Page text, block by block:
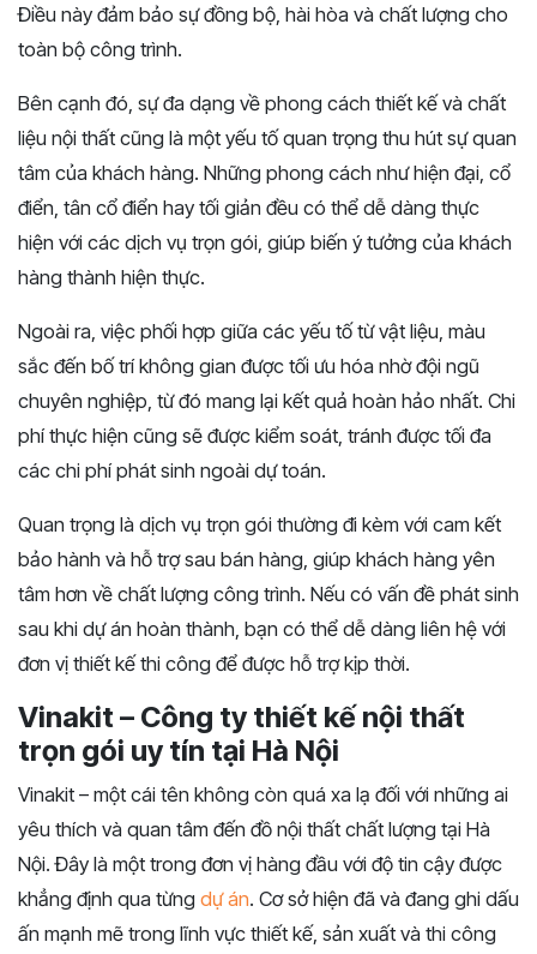
Điều này đảm bảo sự đồng bộ, hài hòa và chất lượng cho
toàn bộ công trình.
Bên cạnh đó, sự đa dạng về phong cách thiết kế và chất
liệu nội thất cũng là một yếu tố quan trọng thu hút sự quan
tâm của khách hàng. Những phong cách như hiện đại, cổ
điển, tân cổ điển hay tối giản đều có thể dễ dàng thực
hiện với các dịch vụ trọn gói, giúp biến ý tưởng của khách
hàng thành hiện thực.
Ngoài ra, việc phối hợp giữa các yếu tố từ vật liệu, màu
sắc đến bố trí không gian được tối ưu hóa nhờ đội ngũ
chuyên nghiệp, từ đó mang lại kết quả hoàn hảo nhất. Chi
phí thực hiện cũng sẽ được kiểm soát, tránh được tối đa
các chi phí phát sinh ngoài dự toán.
Quan trọng là dịch vụ trọn gói thường đi kèm với cam kết
bảo hành và hỗ trợ sau bán hàng, giúp khách hàng yên
tâm hơn về chất lượng công trình. Nếu có vấn đề phát sinh
sau khi dự án hoàn thành, bạn có thể dễ dàng liên hệ với
đơn vị thiết kế thi công để được hỗ trợ kịp thời.
Vinakit – Công ty thiết kế nội thất
trọn gói uy tín tại Hà Nội
Vinakit – một cái tên không còn quá xa lạ đối với những ai
yêu thích và quan tâm đến đồ nội thất chất lượng tại Hà
Nội. Đây là một trong đơn vị hàng đầu với độ tin cậy được
khẳng định qua từng dự án. Cơ sở hiện đã và đang ghi dấu
ấn mạnh mẽ trong lĩnh vực thiết kế, sản xuất và thi công